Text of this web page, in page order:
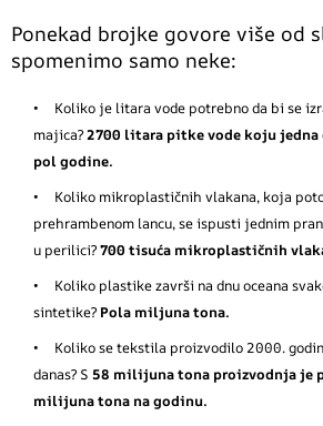
Ponekad brojke govore više od
spomenimo samo neke:
Koliko je litara vode potrebno da bi se
majica?2700 litara pitke vode koju jedna
pol godine.
Koliko mikroplastičnih vlakana, koja
prehrambenom lancu, se ispusti jednim
u perilici?700 tisuća mikroplastičnih
Koliko plastike završi na dnu oceana
sintetike? Pola miljuna tona.
Koliko se tekstila proizvodilo 2000.
danas? S 58 milijuna tona proizvodnja je
milijuna tona na godinu.